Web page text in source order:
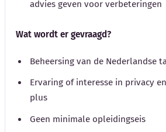
advies geven voor verbeteringen
Wat wordt er gevraagd?
Beheersing van de Nederlandse
Ervaring of interesse in privacy
plus
Geen minimale opleidingseis